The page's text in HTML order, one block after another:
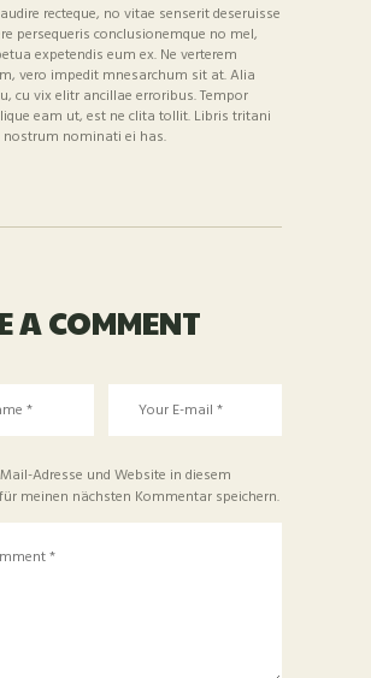
recteque, no vitae senserit deseruisse
persequeris conclusionemque no mel,
expetendis eum ex. Ne verterem
vero impedit mnesarchum sit at. Alia
cu vix elitr ancillae erroribus. Tempor
eam ut, est ne clita tollit. Libris tritani
nostrum nominati ei has.
A COMMENT
Adresse und Website in diesem
meinen nächsten Kommentar speichern.